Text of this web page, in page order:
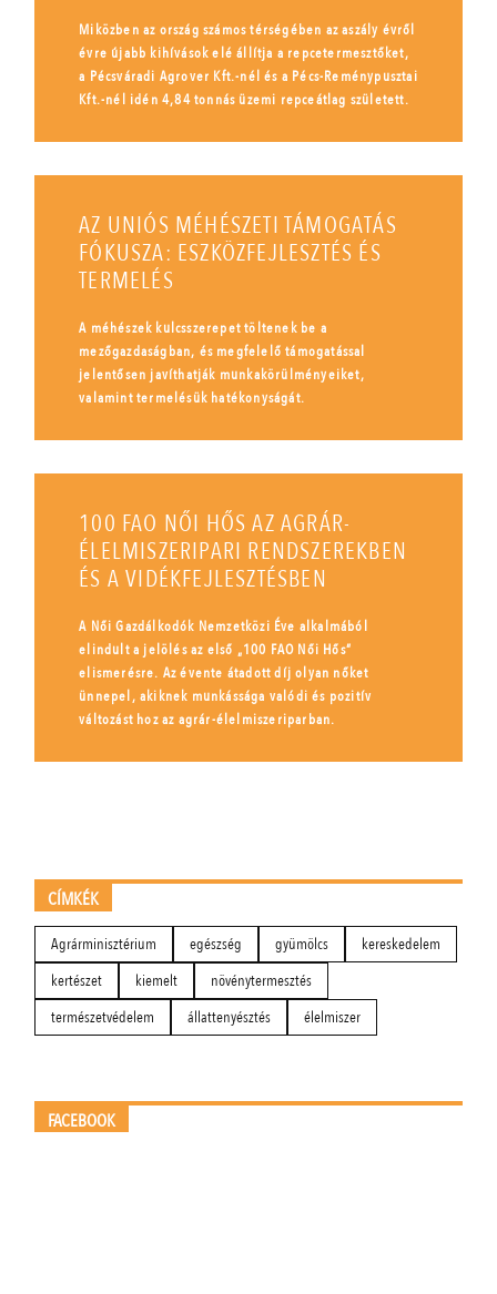
Miközben az ország számos térségében az aszály évről
évre újabb kihívások elé állítja a repcetermesztőket,
a Pécsváradi Agrover Kft.-nél és a Pécs-Reménypusztai
Kft.-nél idén 4,84 tonnás üzemi repceátlag született.
AZ UNIÓS MÉHÉSZETI TÁMOGATÁS
FÓKUSZA: ESZKÖZFEJLESZTÉS ÉS
TERMELÉS
A méhészek kulcsszerepet töltenek be a
mezőgazdaságban, és megfelelő támogatással
jelentősen javíthatják munkakörülményeiket,
valamint termelésük hatékonyságát.
100 FAO NŐI HŐS AZ AGRÁR-
ÉLELMISZERIPARI RENDSZEREKBEN
ÉS A VIDÉKFEJLESZTÉSBEN
A Női Gazdálkodók Nemzetközi Éve alkalmából
elindult a jelölés az első „100 FAO Női Hős”
elismerésre. Az évente átadott díj olyan nőket
ünnepel, akiknek munkássága valódi és pozitív
változást hoz az agrár-élelmiszeriparban.
CÍMKÉK
Agrárminisztérium egészség gyümölcs
kereskedelem
kertészet
kiemelt
növénytermesztés
természetvédelem
állattenyésztés élelmiszer
FACEBOOK